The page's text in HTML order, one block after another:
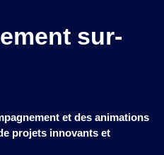
sur-
et des animations
projets innovants et